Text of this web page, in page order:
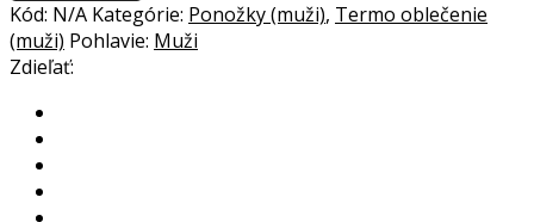
Kód: N/A Kategórie: Ponožky (muži), Termo oblečenie
(muži) Pohlavie: Muži
Zdieľať: